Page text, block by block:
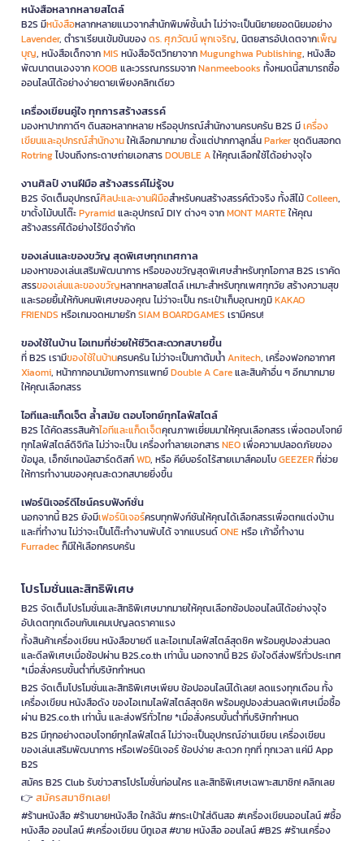
หนังสือหลากหลายสไตล์
B2S มีหนังสือหลากหลายแนวจากสำนักพิมพ์ชั้นนำ ไม่ว่าจะเป็นนิยายยอดนิยมอย่าง
Lavender, ตำราเรียนเข้มข้นของดร. ศุภวัฒน์ พุกเจริญ, นิตยสารอัปเดตจากเพ็ญ
บุญ, หนังสือเด็กจากMIS หนังสือจิตวิทยาจากMugunghwa Publishing, หนังสือ
พัฒนาตนเองจากKOOB และวรรณกรรมจากNanmeebooks ทั้งหมดนี้สามารถซื้อ
ออนไลน์ได้อย่างง่ายดายเพียงคลิกเดียว
เครื่องเขียนคู่ใจ ทุกการสร้างสรรค์
มองหาปากกาดีๆ ดินสอหลากหลาย หรืออุปกรณ์สำนักงานครบครัน B2S มีเครื่อง
เขียนและอุปกรณ์สำนักงานให้เลือกมากมาย ตั้งแต่ปากกาลูกลื่นParkerชุดดินสอกด
Rotringไปจนถึงกระดาษถ่ายเอกสารDOUBLE Aให้คุณเลือกใช้ได้อย่างจุใจ
งานศิลป์ งานฝีมือ สร้างสรรค์ไม่รู้จบ
B2S จัดเต็มอุปกรณ์ศิลปะและงานฝีมือสำหรับคนสร้างสรรค์ตัวจริง ทั้งสีไม้Colleen,
ขาตั้งไม้บนโต๊ะPyramidและอุปกรณ์ DIY ต่างๆ จากMONT MARTEให้คุณ
สร้างสรรค์ได้อย่างไร้ขีดจำกัด
ของเล่นและของขวัญ สุดพิเศษทุกเทศกาล
มองหาของเล่นเสริมพัฒนาการ หรือของขวัญสุดพิเศษสำหรับทุกโอกาส B2S เราคัด
สรรของเล่นและของขวัญหลากหลายสไตล์ เหมาะสำหรับทุกเพศทุกวัย สร้างความสุข
และรอยยิ้มให้กับคนพิเศษของคุณ ไม่ว่าจะเป็น กระเป๋าเก็บอุณหภูมิKAKAO
FRIENDS หรือเกมจดหมายรักSIAM BOARDGAMES เรามีครบ!
ของใช้ในบ้าน ไอเทมที่ช่วยให้ชีวิตสะดวกสบายขึ้น
ที่ B2S เรามีของใช้ในบ้านครบครัน ไม่ว่าจะเป็นกาต้มน้ำAnitech, เครื่องฟอกอากาศ
Xiaomi, หน้ากากอนามัยทางการแพทย์Double A Careและสินค้าอื่น ๆ อีกมากมาย
ให้คุณเลือกสรร
ไอทีและแก็ดเจ็ต ล้ำสมัย ตอบโจทย์ทุกไลฟ์สไตล์
B2S ได้คัดสรรสินค้าไอทีและแก็ดเจ็ตคุณภาพเยี่ยมมาให้คุณเลือกสรร เพื่อตอบโจทย์
ทุกไลฟ์สไตล์ดิจิทัล ไม่ว่าจะเป็น เครื่องทำลายเอกสารNEOเพื่อความปลอดภัยของ
ข้อมูล, เอ็กซ์เทอนัลฮาร์ดดิสก์WD, หรือ คีย์บอร์ดไร้สายเมาส์คอมโบGEEZERที่ช่วย
ให้การทำงานของคุณสะดวกสบายยิ่งขึ้น
เฟอร์นิเจอร์ดีไซน์ครบฟังก์ชั่น
นอกจากนี้ B2S ยังมีเฟอร์นิเจอร์ครบทุกฟังก์ชันให้คุณได้เลือกสรรเพื่อตกแต่งบ้าน
และที่ทำงาน ไม่ว่าจะเป็นโต๊ะทำงานพับได้ จากแบรนด์ONEหรือ เก้าอี้ทำงาน
Furradecก็มีให้เลือกครบครัน
โปรโมชั่นและสิทธิพิเศษ
B2S จัดเต็มโปรโมชั่นและสิทธิพิเศษมากมายให้คุณเลือกช้อปออนไลน์ได้อย่างจุใจ
อัปเดตทุกเดือนกับแคมเปญลดราคาแรง
ทั้งสินค้าเครื่องเขียน หนังสือขายดี และไอเทมไลฟ์สไตล์สุดชิค พร้อมคูปองส่วนลด
และดีลพิเศษเมื่อช้อปผ่าน B2S.co.th เท่านั้น นอกจากนี้ B2S ยังใจดีส่งฟรีทั่วประเทศ
*เมื่อสั่งครบขั้นต่ำที่บริษัทกำหนด
B2S จัดเต็มโปรโมชั่นและสิทธิพิเศษเพียบ ช้อปออนไลน์ได้เลย! ลดแรงทุกเดือน ทั้ง
เครื่องเขียน หนังสือดัง ของไอเทมไลฟ์สไตล์สุดชิค พร้อมคูปองส่วนลดพิเศษเมื่อซื้อ
ผ่าน B2S.co.th เท่านั้น และส่งฟรีทั่วไทย *เมื่อสั่งครบขั้นต่ำที่บริษัทกำหนด
B2S มีทุกอย่างตอบโจทย์ทุกไลฟ์สไตล์ ไม่ว่าจะเป็นอุปกรณ์อ่านเขียน เครื่องเขียน
ของเล่นเสริมพัฒนาการ หรือเฟอร์นิเจอร์ ช้อปง่าย สะดวก ทุกที่ ทุกเวลา แค่มี App
B2S
สมัคร B2S Club รับข่าวสารโปรโมชั่นก่อนใคร และสิทธิพิเศษเฉพาะสมาชิก! คลิกเลย
👉 สมัครสมาชิกเลย!
#ร้านหนังสือ #ร้านขายหนังสือ ใกล้ฉัน #กระเป๋าใส่ดินสอ #เครื่องเขียนออนไลน์ #ซื้อ
หนังสือ ออนไลน์ #เครื่องเขียน บีทูเอส #ขาย หนังสือ ออนไลน์ #B2S #ร้านเครื่อง